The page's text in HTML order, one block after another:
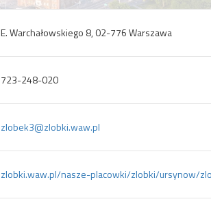
E. Warchałowskiego 8, 02-776 Warszawa
723-248-020
zlobek3@zlobki.waw.pl
zlobki.waw.pl/nasze-placowki/zlobki/ursynow/